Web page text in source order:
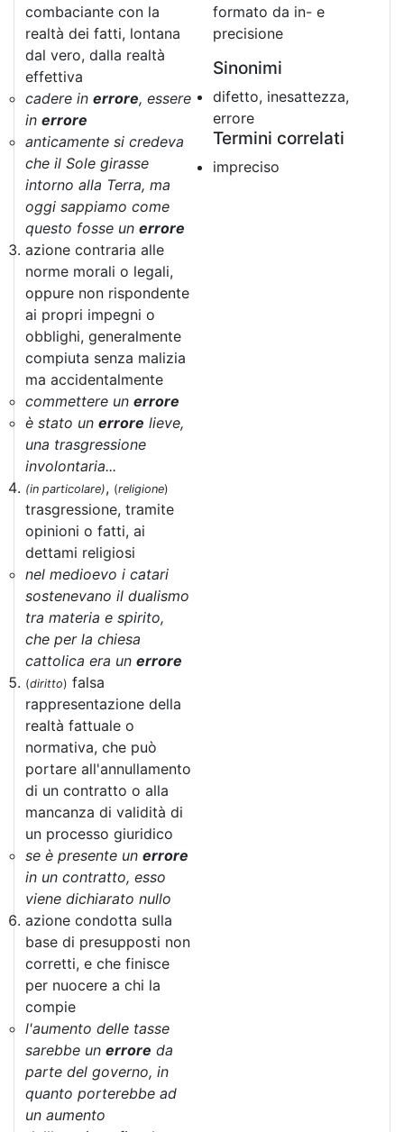
combaciante con la
realtà dei fatti, lontana
dal vero, dalla realtà
effettiva
cadere in errore, essere
in errore
anticamente si credeva
che il Sole girasse
intorno alla Terra, ma
oggi sappiamo come
questo fosse un errore
azione contraria alle
norme morali o legali,
oppure non rispondente
ai propri impegni o
obblighi, generalmente
compiuta senza malizia
ma accidentalmente
commettere un errore
è stato un errore lieve,
una trasgressione
involontaria...
(in particolare), (religione)
trasgressione, tramite
opinioni o fatti, ai
dettami religiosi
nel medioevo i catari
sostenevano il dualismo
tra materia e spirito,
che per la chiesa
cattolica era un errore
(diritto) falsa
rappresentazione della
realtà fattuale o
normativa, che può
portare all'annullamento
di un contratto o alla
mancanza di validità di
un processo giuridico
se è presente un errore
in un contratto, esso
viene dichiarato nullo
azione condotta sulla
base di presupposti non
corretti, e che finisce
per nuocere a chi la
compie
l'aumento delle tasse
sarebbe un errore da
parte del governo, in
quanto porterebbe ad
un aumento
formato da in- e
precisione
Sinonimi
difetto, inesattezza,
errore
Termini correlati
impreciso